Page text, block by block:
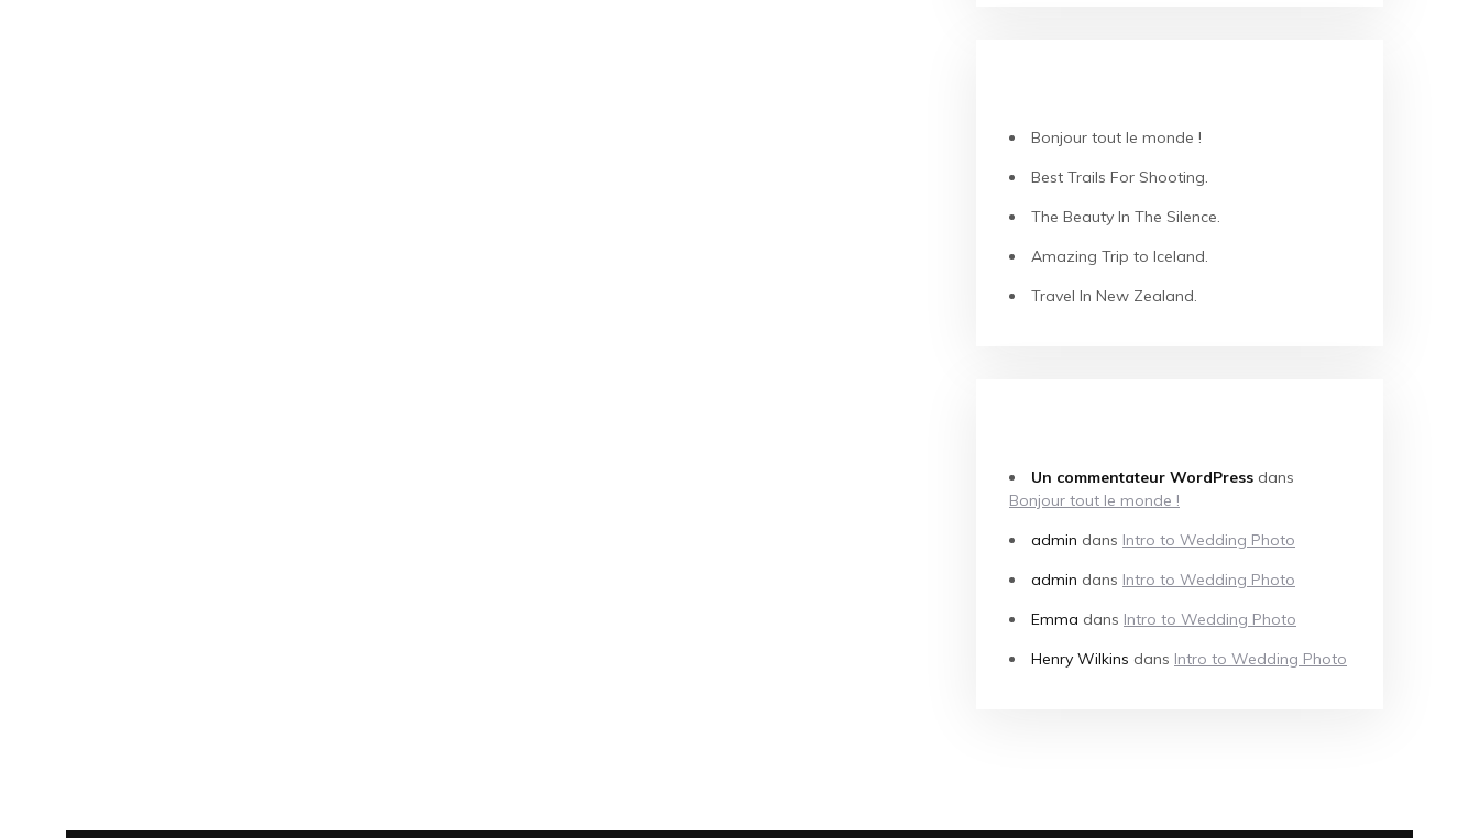
Bonjour tout le monde !
Best Trails For Shooting.
The Beauty In The Silence.
Amazing Trip to Iceland.
Travel In New Zealand.
Un commentateur WordPress dans
Bonjour tout le monde !
admin dans Intro to Wedding Photo
admin dans Intro to Wedding Photo
Emma dans Intro to Wedding Photo
Henry Wilkins dans Intro to Wedding Photo